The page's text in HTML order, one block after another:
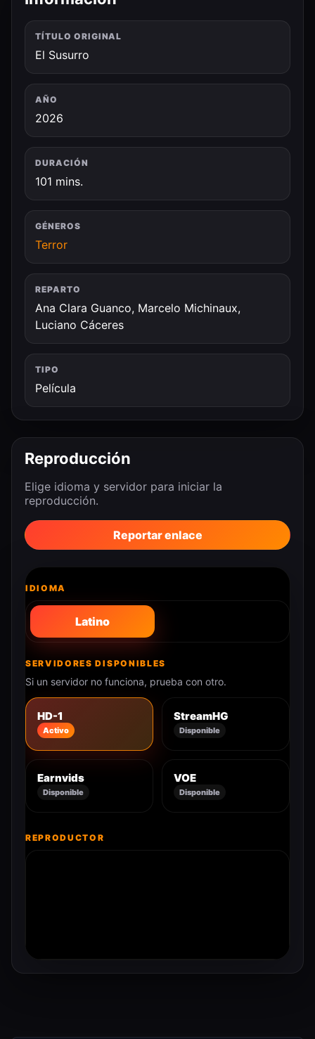
TÍTULO ORIGINAL
El Susurro
AÑO
2026
DURACIÓN
101 mins.
GÉNEROS
Terror
REPARTO
Ana Clara Guanco, Marcelo Michinaux,
Luciano Cáceres
TIPO
Película
Reproducción
Elige idioma y servidor para iniciar la
reproducción.
Reportar enlace
IDIOMA
Latino
SERVIDORES DISPONIBLES
Si un servidor no funciona, prueba con otro.
HD-1
Activo
StreamHG
Disponible
Earnvids
Disponible
VOE
Disponible
REPRODUCTOR